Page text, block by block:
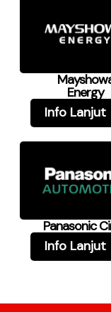
Energy
Info Lanjut
Panasonic
Info Lanjut